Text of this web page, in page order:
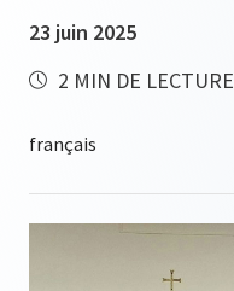
23 juin 2025
2 MIN DE LECTURE